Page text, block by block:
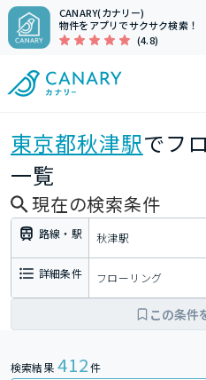
CANARY(カナリー)
物件をアプリでサクサク検索！
(4.8)
東京都秋津駅でフ
一覧
現在の検索条件
路線・駅 秋津駅
詳細条件 フローリング
この条件
検索結果 412件